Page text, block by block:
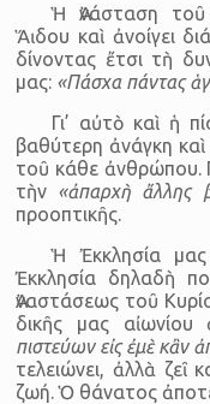
Ἡ Ἀνάσταση τοῦ
ᾍδου καὶ ἀνοίγει
δίνοντας ἔτσι τὴ
μας: «Πάσχα πάντας
Γι’ αὐτὸ καὶ ἡ
βαθύτερη ἀνάγκη
τοῦ κάθε ἀνθρώπου.
τὴν «ἀπαρχὴ ἄλλης
προοπτικῆς.
Ἡ Ἐκκλησία μας
Ἐκκλησία δηλαδὴ
Ἀναστάσεως τοῦ
δικῆς μας αἰωνίου
πιστεύων εἰς ἐμὲ κἂν
τελειώνει, ἀλλὰ ζεῖ
ζωή. Ὁ θάνατος